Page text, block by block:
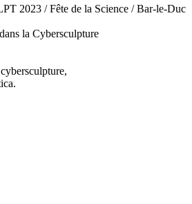
2023 / Fête de la Science / Bar-le-Duc
la Cybersculpture